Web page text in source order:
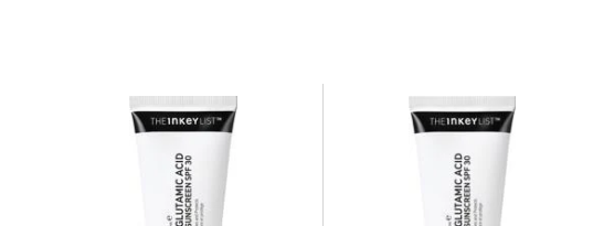
Oppbevaringsbetingelser Rom (15-25 grader)